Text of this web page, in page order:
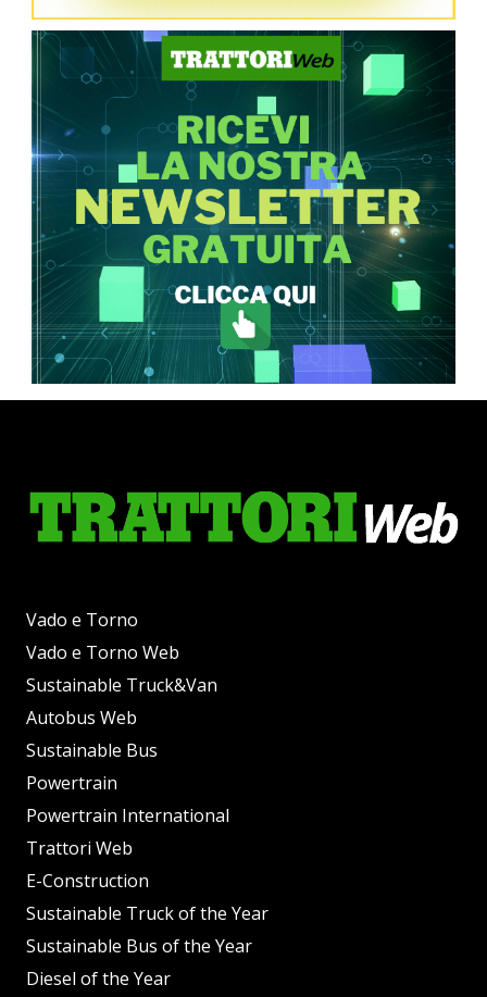
Vado e Torno
Vado e Torno Web
Sustainable Truck&Van
Autobus Web
Sustainable Bus
Powertrain
Powertrain International
Trattori Web
E-Construction
Sustainable Truck of the Year
Sustainable Bus of the Year
Diesel of the Year